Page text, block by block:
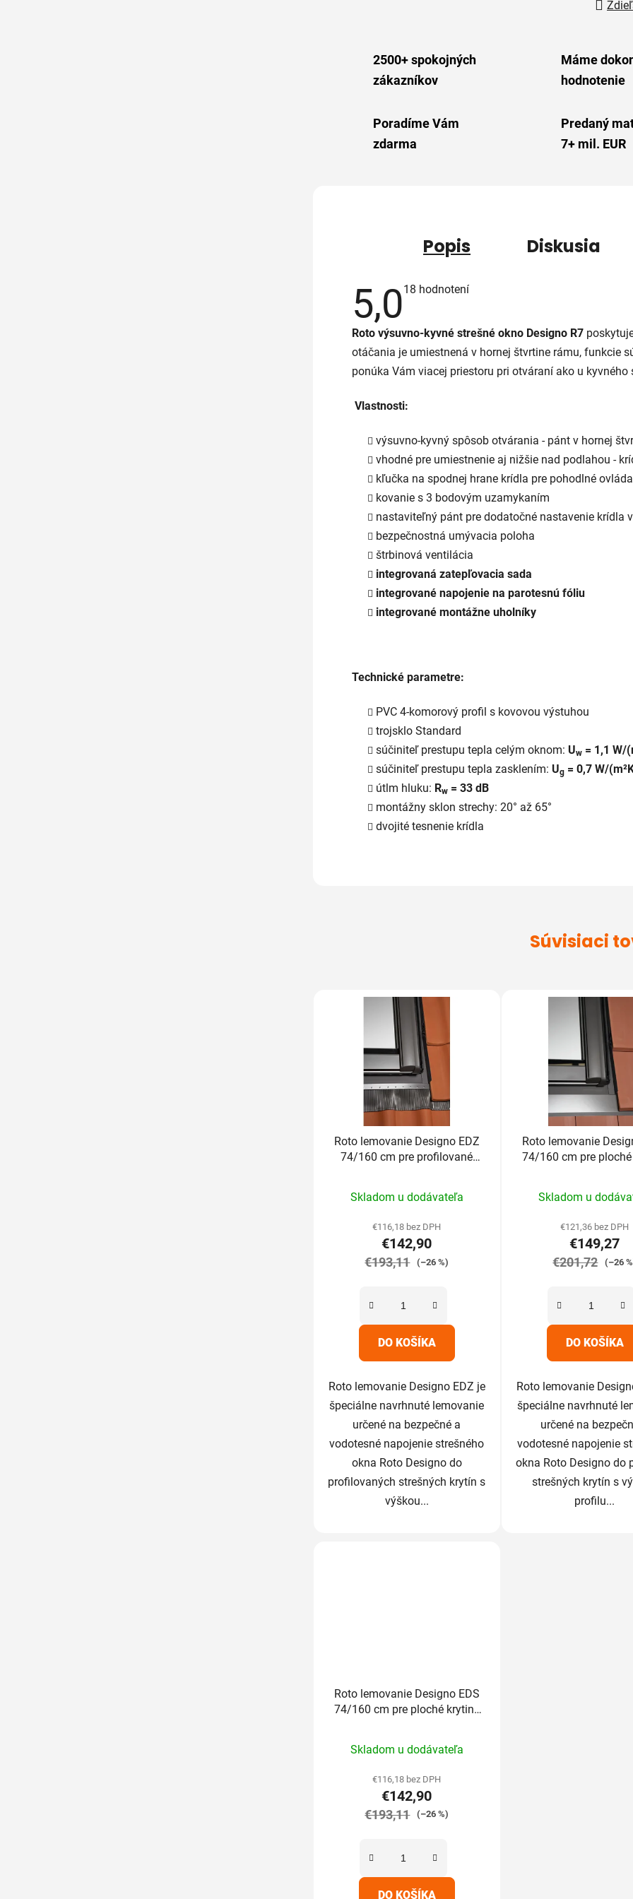
2500+ spokojných
zákazníkov
Máme
hodnotenie
Poradíme Vám
zdarma
Predaný
7+ mil. EUR
Popis Diskusia
5,0Priemerné
5,0
5
hviezdičiek.
18 hodnotení
Roto výsuvno-kyvné strešné okno Designo R7
otáčania je umiestnená v hornej štvrtine rámu, funkcie
ponúka Vám viacej priestoru pri otváraní ako u kyvného
Vlastnosti:
výsuvno-kyvný spôsob otvárania - pánt v hornej
vhodné pre umiestnenie aj nižšie nad podlahou -
kľučka na spodnej hrane krídla pre pohodlné
kovanie s 3 bodovým uzamykaním
nastaviteľný pánt pre dodatočné nastavenie krídla
bezpečnostná umývacia poloha
štrbinová ventilácia
integrovaná zatepľovacia sada
integrované napojenie na parotesnú fóliu
integrované montážne uholníky
Technické parametre:
PVC 4-komorový profil s kovovou výstuhou
trojsklo Standard
súčiniteľ prestupu tepla celým oknom: Uw = 1,1 W/
súčiniteľ prestupu tepla zasklením: Ug = 0,7 W/
útlm hluku: Rw = 33 dB
montážny sklon strechy: 20° až 65°
dvojité tesnenie krídla
Súvisiaci
Roto lemovanie Designo EDZ
74/160 cm pre profilované
hodnotenie
produktu
je
5,0
Skladom u dodávateľa
€116,18 bez DPH
€142,90
€193,11 (–26 %)
DO KOŠÍKA
Roto lemovanie Designo EDZ je
špeciálne navrhnuté lemovanie
určené na bezpečné a
vodotesné napojenie strešného
okna Roto Designo do
profilovaných strešných krytín s
výškou...
Roto lemovanie
74/160 cm pre
produktu
je
5,0
Skladom u
€121,36 bez DPH
€149,27
€201,72 (–26
DO KOŠÍKA
Roto lemovanie
špeciálne navrhnuté
určené na
vodotesné napojenie
okna Roto Designo do
strešných krytín s
profilu...
Roto lemovanie Designo EDS
74/160 cm pre ploché krytiny
hodnotenie
produktu
je
5,0
Skladom u dodávateľa
€116,18 bez DPH
€142,90
€193,11 (–26 %)
DO KOŠÍKA